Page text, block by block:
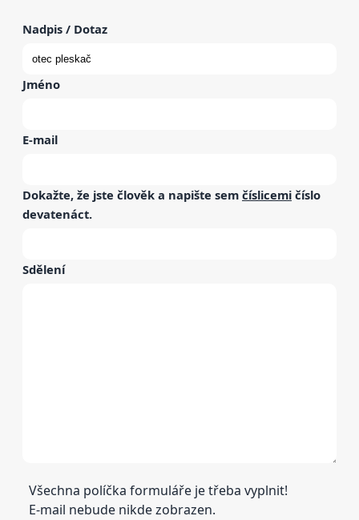
Nadpis / Dotaz
Jméno
E-mail
Dokažte, že jste člověk a napište sem číslicemi číslo
devatenáct.
Sdělení
Všechna políčka formuláře je třeba vyplnit!
E-mail nebude nikde zobrazen.